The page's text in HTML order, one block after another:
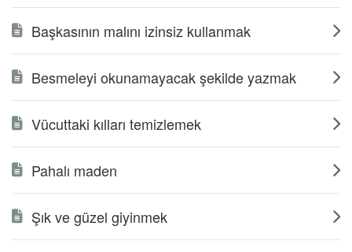
Başkasının malını izinsiz kullanmak
Besmeleyi okunamayacak şekilde yazmak
Vücuttaki kılları temizlemek
Pahalı maden
Şık ve güzel giyinmek